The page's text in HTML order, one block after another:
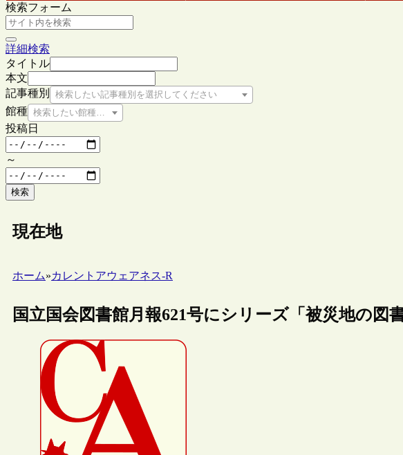
検索フォーム
詳細検索
タイトル
本文
記事種別
検索したい記事種別を選択してください
館種 検索したい館種を選択してください
投稿日
～
検索
現在地
ホーム»カレントアウェアネス-R
国立国会図書館月報621号にシリーズ「被災地の図